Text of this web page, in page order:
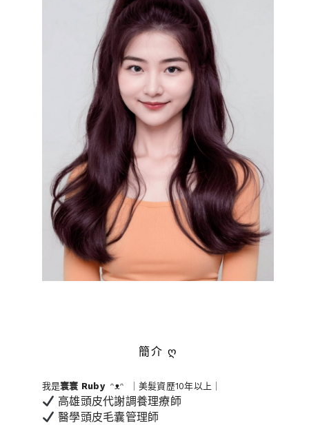
簡介 ღ
我是寰寰 Rubyᵔᴥᵔ ｜美髮資歷10年以上｜
高雄頭皮代謝調養理療師
醫學頭皮毛囊管理師